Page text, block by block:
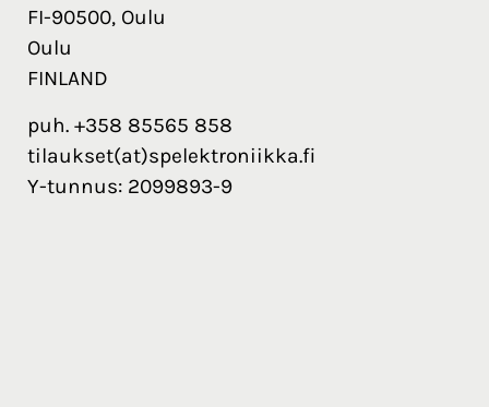
FI-90500, Oulu
Oulu
FINLAND
puh. +358 85565 858
tilaukset(at)spelektroniikka.fi
Y-tunnus: 2099893-9